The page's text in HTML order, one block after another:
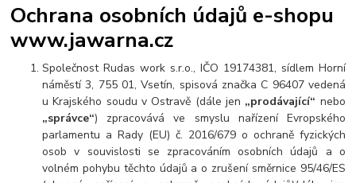
Ochrana osobních údajů e-shopu
www.jawarna.cz
Společnost Rudas work s.r.o., IČO 19174381, sídlem Horní
náměstí 3, 755 01, Vsetín, spisová značka C 96407 vedená
u Krajského soudu v Ostravě (dále jen „prodávající“ nebo
„správce“) zpracovává ve smyslu nařízení Evropského
parlamentu a Rady (EU) č. 2016/679 o ochraně fyzických
osob v souvislosti se zpracováním osobních údajů a o
volném pohybu těchto údajů a o zrušení směrnice 95/46/ES